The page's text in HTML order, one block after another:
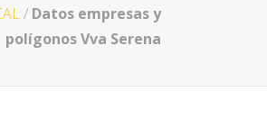
/ Datos empresas y
polígonos Vva Serena